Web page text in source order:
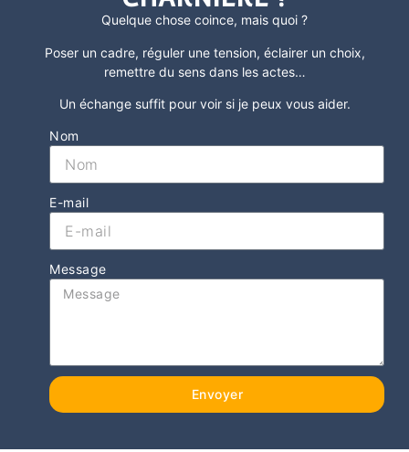
Quelque chose coince, mais quoi ?
Poser un cadre, réguler une tension, éclairer un choix,
remettre du sens dans les actes…
Un échange suffit pour voir si je peux vous aider.
Nom
E-mail
Message
Envoyer